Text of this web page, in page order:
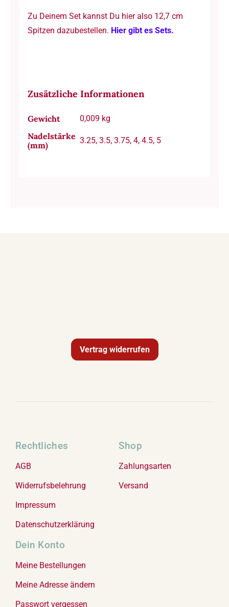
Zu Deinem Set kannst Du hier also 12,7 cm
Spitzen dazubestellen. Hier gibt es Sets.
Zusätzliche Informationen
Gewicht 0,009 kg
Nadelstärke
(mm)
3.25, 3.5, 3.75, 4, 4.5, 5
Vertrag widerrufen
Rechtliches
AGB
Widerrufsbelehrung
Impressum
Datenschutzerklärung
Shop
Zahlungsarten
Versand
Dein Konto
Meine Bestellungen
Meine Adresse ändern
Passwort vergessen